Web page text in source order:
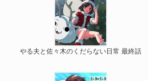
やる夫と佐々木のくだらない日常 最終話